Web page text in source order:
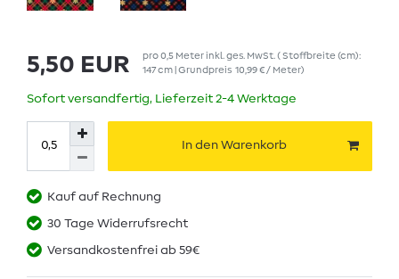
5,50 EUR pro0,5 Meterinkl. ges. MwSt. ( Stoffbreite (cm):
147 cm | Grundpreis 10,99 € / Meter)
Sofort versandfertig, Lieferzeit 2-4 Werktage
In den Warenkorb
Kauf auf Rechnung
30 Tage Widerrufsrecht
Versandkostenfrei ab 59€